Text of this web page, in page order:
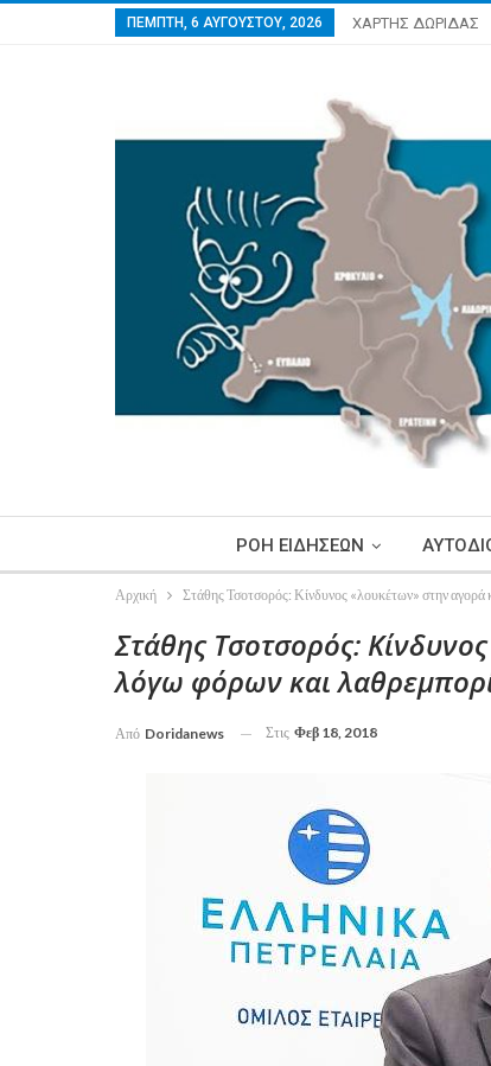
ΠΈΜΠΤΗ, 6 ΑΥΓΟΎΣΤΟΥ, 2026 ΧΑΡΤΗΣ ΔΩΡΙΔΑΣ
ΡΟΗ ΕΙΔΗΣΕΩΝ
Αρχική Στάθης Τσοτσορός: Κίνδυνος «λουκέτων» στην
Στάθης Τσοτσορός:
λόγω φόρων και
Από Doridanews Στις Φεβ 18, 2018